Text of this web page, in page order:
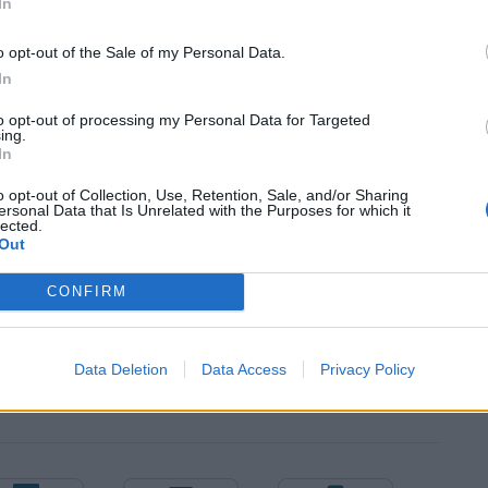
opt-out of the Sale of my Personal Data.
opt-out of processing my Personal Data for Targeted
opt-out of Collection, Use, Retention, Sale, and/or Sharing
Data that Is Unrelated with the Purposes for which it
CONFIRM
Data Deletion Data Access Privacy Policy
ποτέ. Είναι ένα βήμα μπροστά από τα
υποθέσεων που αναλαμβάνει. Δεν είναι μόνο η
το ένστικτό της. Είναι η αποδοχή όλου του
Όλα τα χρόνια της τηλεοπτικής της πορείας
αναγνώριση. Στο νέο πρόγραμμα του MEGA
αποτέλεσμα.